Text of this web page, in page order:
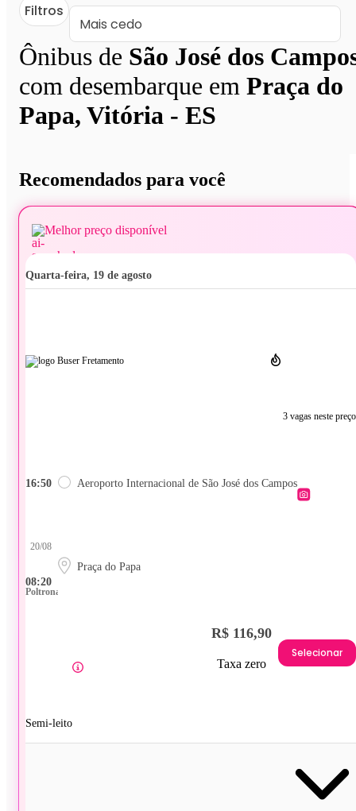
Ônibus de São José dos
com desembarque em Praça do
Papa, Vitória - ES
Filtros
Recomendados para você
Melhor preço disponível
quarta-feira, 19 de agosto
3 vagas neste preço
16:50 Aeroporto Internacional de São José dos Campos
08:20
20/08
Praça do Papa
Poltrona
Semi-leito
R$ 116,90
Taxa zero
Selecionar